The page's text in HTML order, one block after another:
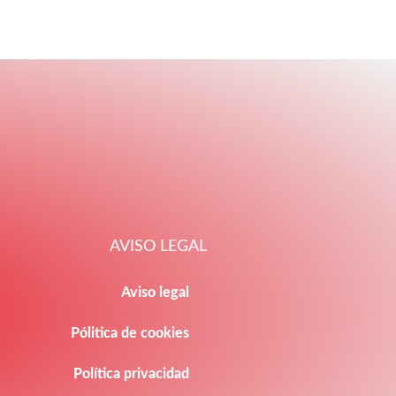
AVISO LEGAL
Aviso legal
Pólitica de cookies
Política privacidad